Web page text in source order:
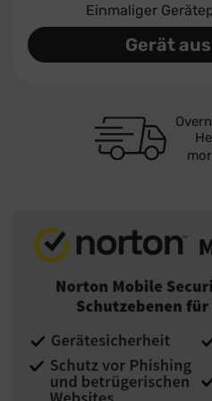
Einmaliger
Gerät